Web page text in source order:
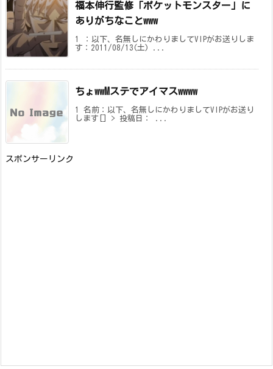
福本伸行監修「ポケットモンスター」に
ありがちなことwww
1 ：以下、名無しにかわりましてVIPがお送りしま
す：2011/08/13(土) ...
ちょwwMステでアイマスwwww
1 名前：以下、名無しにかわりましてVIPがお送り
します[] > 投稿日： ...
スポンサーリンク